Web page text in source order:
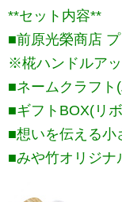
**セット内容**
■前原光榮商店
※椛ハンドルア
■ネームクラフト
■ギフトBOX(リ
■想いを伝える小
■みや竹オリジナ